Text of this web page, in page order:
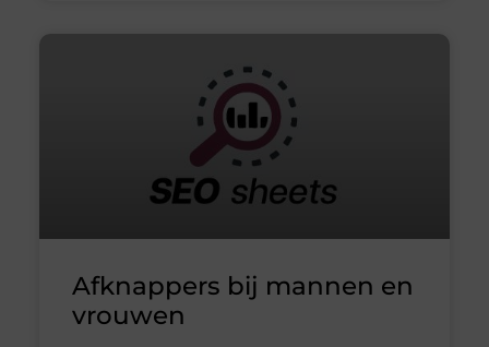
Afknappers bij mannen en
vrouwen